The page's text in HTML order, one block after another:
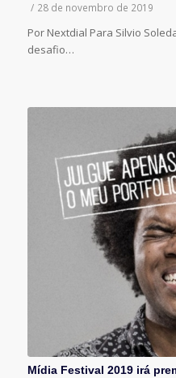
/ 28 de novembro de 2019
Por Nextdial Para Silvio
desafio…
Mídia Festival 2019 irá